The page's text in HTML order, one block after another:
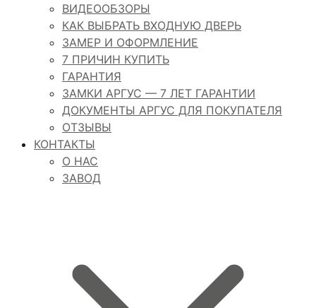
ВИДЕООБЗОРЫ
КАК ВЫБРАТЬ ВХОДНУЮ ДВЕРЬ
ЗАМЕР И ОФОРМЛЕНИЕ
7 ПРИЧИН КУПИТЬ
ГАРАНТИЯ
ЗАМКИ АРГУС — 7 ЛЕТ ГАРАНТИИ
ДОКУМЕНТЫ АРГУС ДЛЯ ПОКУПАТЕЛЯ
ОТЗЫВЫ
КОНТАКТЫ
О НАС
ЗАВОД